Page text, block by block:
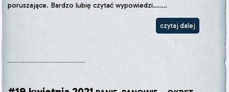
poruszające. Bardzo lubię czytać wypowiedzi.......
czytaj dalej